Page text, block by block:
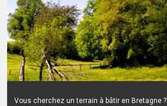
Vous cherchez un terrain à bâtir en Bretagne ?